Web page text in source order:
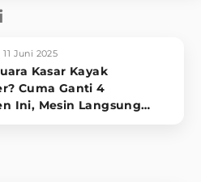
11 Juni 2025
Kasar Kayak
Cuma Ganti 4
Ini, Mesin Langsung